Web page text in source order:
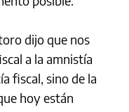
dijo que nos
a la amnistía
fiscal, sino de la
hoy están